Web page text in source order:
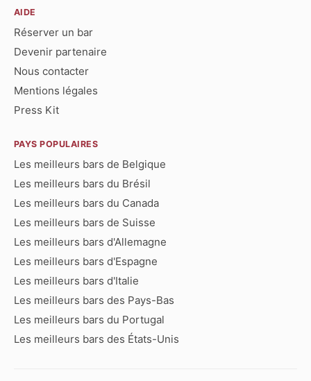
AIDE
Réserver un bar
Devenir partenaire
Nous contacter
Mentions légales
Press Kit
PAYS POPULAIRES
Les meilleurs bars de Belgique
Les meilleurs bars du Brésil
Les meilleurs bars du Canada
Les meilleurs bars de Suisse
Les meilleurs bars d'Allemagne
Les meilleurs bars d'Espagne
Les meilleurs bars d'Italie
Les meilleurs bars des Pays-Bas
Les meilleurs bars du Portugal
Les meilleurs bars des États-Unis